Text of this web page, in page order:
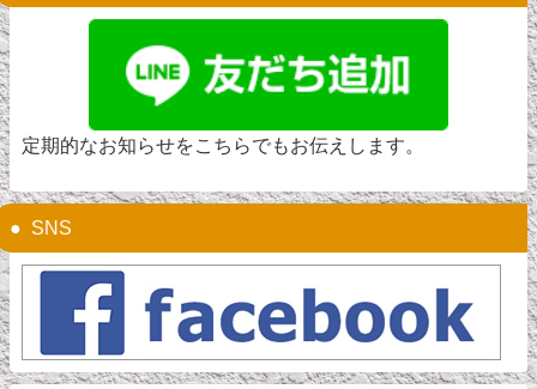
定期的なお知らせをこちらでもお伝えします。
SNS